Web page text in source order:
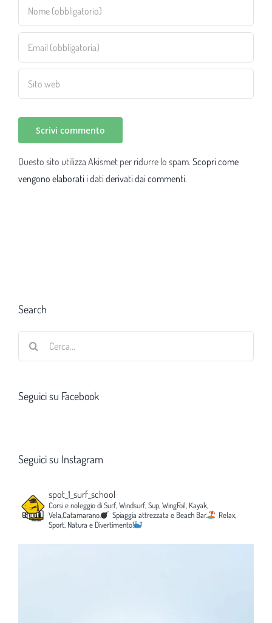
Questo sito utilizza Akismet per ridurre lo spam. Scopri come
vengono elaborati i dati derivati dai commenti.
Search
Seguici su Facebook
Seguici su Instagram
spot_1_surf_school
Corsi e noleggio di Surf, Windsurf, Sup, WingFoil, Kayak,
Vela,Catamarano.
Spiaggia attrezzata e Beach Bar.
Relax,
Sport, Natura e Divertimento!